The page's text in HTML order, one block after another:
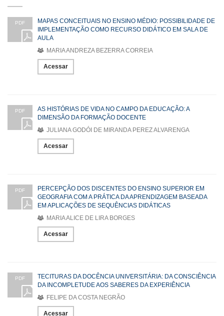
PDF
MAPAS CONCEITUAIS NO ENSINO MÉDIO: POSSIBILIDADE DE
IMPLEMENTAÇÃO COMO RECURSO DIDÁTICO EM SALA DE
AULA
MARIA ANDREZA BEZERRA CORREIA
Acessar
PDF
AS HISTÓRIAS DE VIDA NO CAMPO DA EDUCAÇÃO: A
DIMENSÃO DA FORMAÇÃO DOCENTE
JULIANA GODÓI DE MIRANDA PEREZ ALVARENGA
Acessar
PDF
PERCEPÇÃO DOS DISCENTES DO ENSINO SUPERIOR EM
GEOGRAFIA COM A PRÁTICA DA APRENDIZAGEM BASEADA
EM APLICAÇÕES DE SEQUÊNCIAS DIDÁTICAS
MARIA ALICE DE LIRA BORGES
Acessar
PDF
TECITURAS DA DOCÊNCIA UNIVERSITÁRIA: DA CONSCIÊNCIA
DA INCOMPLETUDE AOS SABERES DA EXPERIÊNCIA
FELIPE DA COSTA NEGRÃO
Acessar